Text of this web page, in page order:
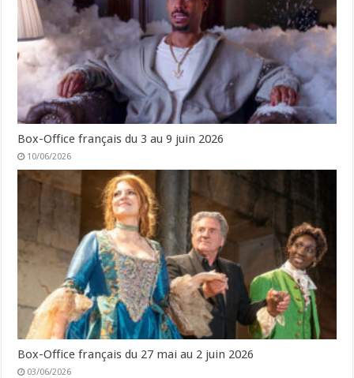
Box-Office français du 3 au 9 juin 2026
10/06/2026
Box-Office français du 27 mai au 2 juin 2026
03/06/2026